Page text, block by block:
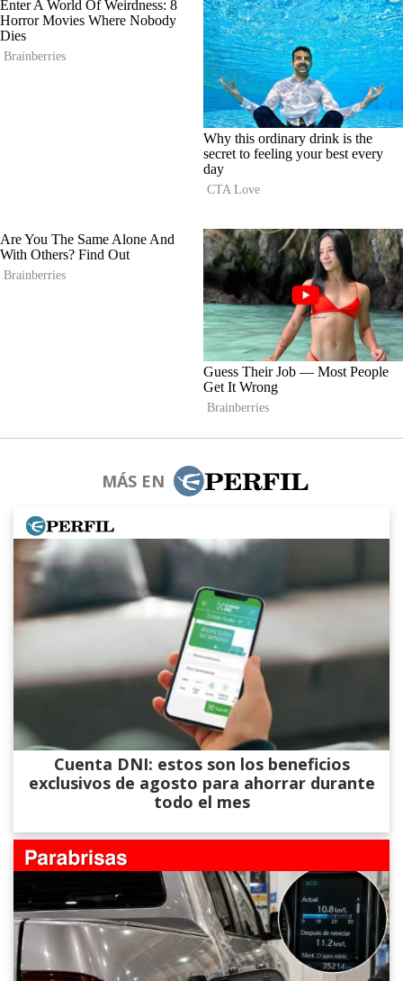
MÁS EN
Cuenta DNI: estos son los beneficios
exclusivos de agosto para ahorrar durante
todo el mes